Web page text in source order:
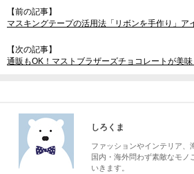
【前の記事】
マスキングテープの活用法「リボンを手作り」ア
【次の記事】
通販もOK！マストブラザーズチョコレートが美
しろくま
ファッションやインテリア、
国内・海外問わず素敵なモノ
いきます。